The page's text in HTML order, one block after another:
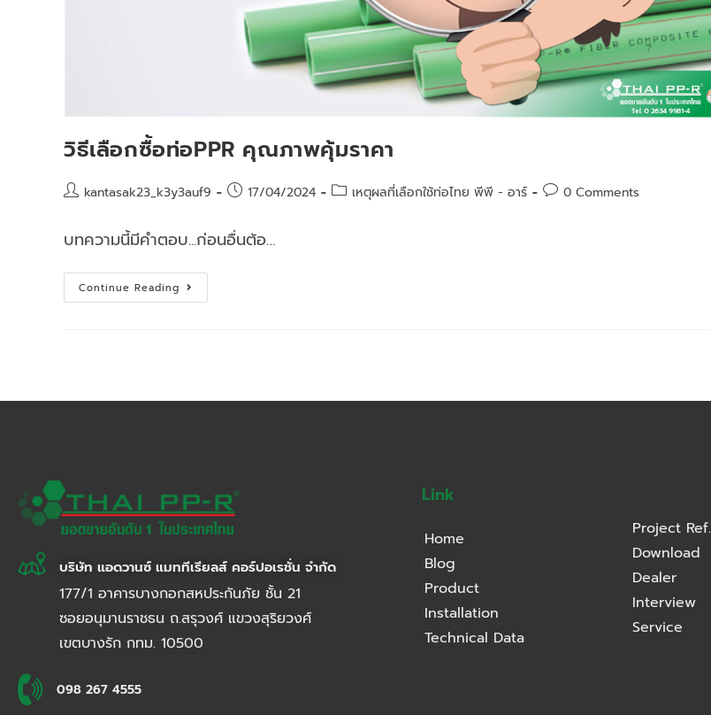
วิธีเลือกซื้อท่อPPR คุณภาพคุ้มราคา
kantasak23_k3y3auf9 17/04/2024 เหตุผลที่เลือกใช้ท่อไทย พีพี - อาร์ 0 Comments
บทความนี้มีคำตอบ...ก่อนอื่นต้อ…
Continue Reading
บริษัท แอดวานซ์ แมททีเรียลส์ คอร์ปอเรชั่น จำกัด
177/1 อาคารบางกอกสหประกันภัย ชั้น 21
ซอยอนุมานราชธน ถ.สรุวงศ์ แขวงสุริยวงศ์
เขตบางรัก กทม. 10500
098 267 4555
Link
Home
Blog
Product
Installation
Technical Data
Project Ref.
Download
Dealer
Interview
Service